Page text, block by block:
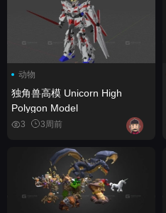
动物
独角兽高模 Unicorn High
Polygon Model
3 3周前